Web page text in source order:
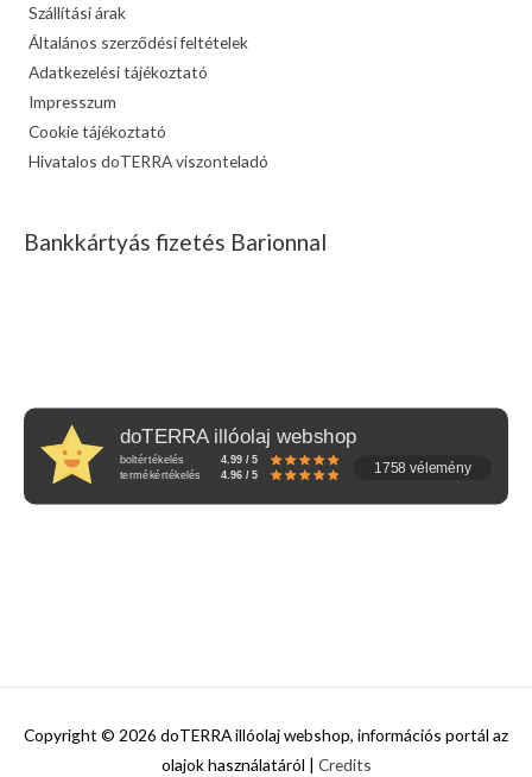
Szállítási árak
Általános szerződési feltételek
Adatkezelési tájékoztató
Impresszum
Cookie tájékoztató
Hivatalos doTERRA viszonteladó
Bankkártyás fizetés Barionnal
doTERRA illóolaj webshop
boltértékelés
4.99 / 5
termékértékelés
4.96 / 5 1758 vélemény
Copyright © 2026 doTERRA illóolaj webshop, információs portál az
olajok használatáról | Credits